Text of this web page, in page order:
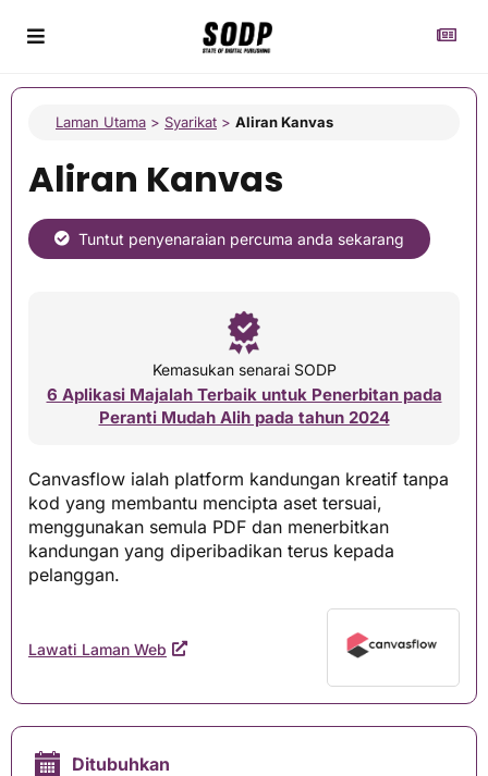
Laman Utama > Syarikat > Aliran Kanvas
Aliran Kanvas
Tuntut penyenaraian percuma anda sekarang
Kemasukan senarai SODP
6 Aplikasi Majalah Terbaik untuk Penerbitan pada
Peranti Mudah Alih pada tahun 2024
Canvasflow ialah platform kandungan kreatif tanpa
kod yang membantu mencipta aset tersuai,
menggunakan semula PDF dan menerbitkan
kandungan yang diperibadikan terus kepada
pelanggan.
Lawati Laman Web
Ditubuhkan